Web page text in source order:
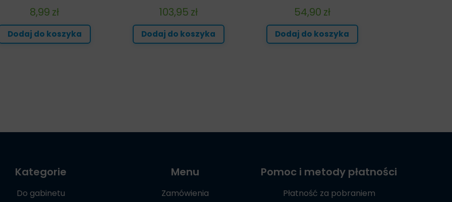
8,99 zł
Dodaj do koszyka
103,95 zł
Dodaj do koszyka
54,90 zł
Dodaj do koszyka
Kategorie
Do gabinetu
Menu
Zamówienia
Pomoc i metody płatności
Płatność za pobraniem